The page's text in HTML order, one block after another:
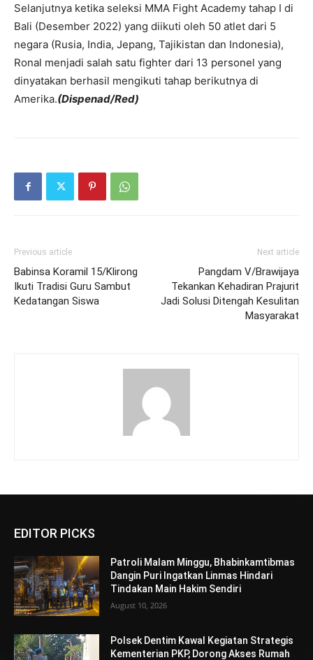
Selanjutnya ketika seleksi MMA Fight Academy tahap I di
Bali (Desember 2022) yang diikuti oleh 50 atlet dari 5
negara (Rusia, India, Jepang, Tajikistan dan Indonesia),
Ronal menjadi salah satu fighter dari 13 personel yang
dinyatakan berhasil mengikuti tahap berikutnya di
Amerika.(Dispenad/Red)
Previous article
Babinsa Koramil 15/Klirong
Ikuti Tradisi Guru Sambut
Kedatangan Siswa
Next article
Pangdam V/Brawijaya
Tekankan Kehadiran Prajurit
Jadi Solusi Ditengah Kesulitan
Masyarakat
EDITOR PICKS
Patroli Malam Minggu, Bhabinkamtibmas
Dangin Puri Ingatkan Linmas Hindari
Tindakan Main Hakim Sendiri
August 10, 2026
Polsek Dentim Kawal Kegiatan Strategis
Kementerian PKP, Dorong Akses Rumah